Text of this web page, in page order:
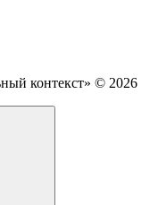
контекст» © 2026